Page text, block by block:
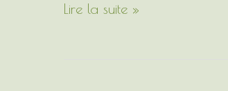
Lire la suite »